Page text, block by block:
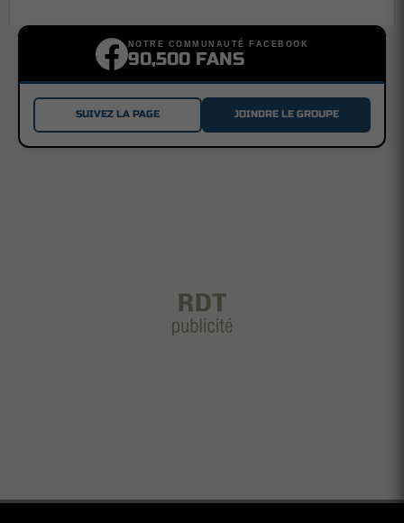
NOTRE COMMUNAUTÉ FACEBOOK
90,500 FANS
SUIVEZ LA PAGE JOINDRE LE GROUPE